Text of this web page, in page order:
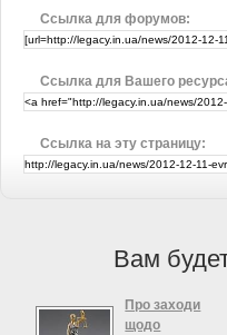
Ссылка для форумов:
Ссылка для Вашего
Ссылка на эту страницу:
Вам
Про заходи
щодо